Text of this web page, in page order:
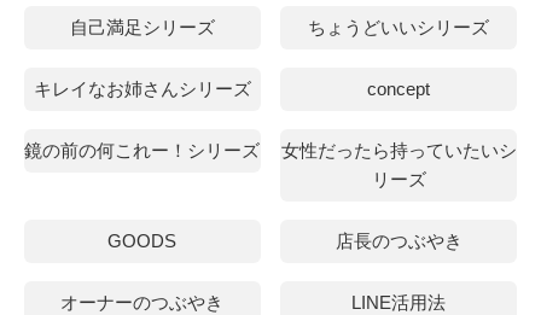
自己満足シリーズ ちょうどいいシリーズ
キレイなお姉さんシリーズ concept
鏡の前の何これー！シリーズ
女性だったら持っていたいシ
リーズ
GOODS 店長のつぶやき
オーナーのつぶやき LINE活用法